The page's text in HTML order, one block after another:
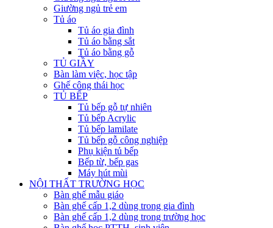
Giường ngủ trẻ em
Tủ áo
Tủ áo gia đình
Tủ áo bằng sắt
Tủ áo bằng gỗ
TỦ GIẦY
Bàn làm việc, học tập
Ghế công thái học
TỦ BẾP
Tủ bếp gỗ tự nhiên
Tủ bếp Acrylic
Tủ bếp lamilate
Tủ bếp gỗ công nghiệp
Phụ kiện tủ bếp
Bếp từ, bếp gas
Máy hút mùi
NỘI THẤT TRƯỜNG HỌC
Bàn ghế mẫu giáo
Bàn ghế cấp 1,2 dùng trong gia đình
Bàn ghế cấp 1,2 dùng trong trường học